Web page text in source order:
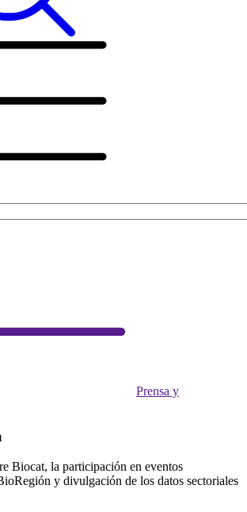
Prensa y
Biocat, la participación en eventos
y divulgación de los datos sectoriales